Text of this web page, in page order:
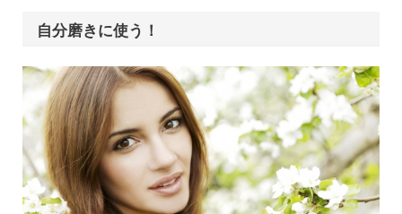
自分磨きに使う！